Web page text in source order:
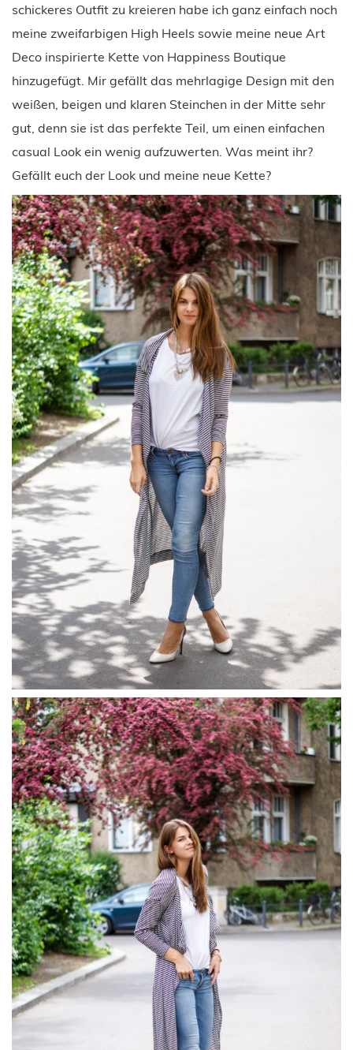
schickeres Outfit zu kreieren habe ich ganz einfach noch
meine zweifarbigen High Heels sowie meine neue Art
Deco inspirierte Kette von Happiness Boutique
hinzugefügt. Mir gefällt das mehrlagige Design mit den
weißen, beigen und klaren Steinchen in der Mitte sehr
gut, denn sie ist das perfekte Teil, um einen einfachen
casual Look ein wenig aufzuwerten. Was meint ihr?
Gefällt euch der Look und meine neue Kette?